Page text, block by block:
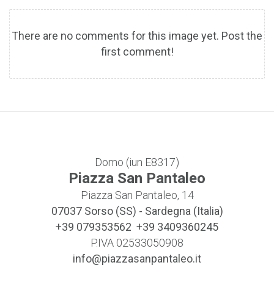
There are no comments for this image yet. Post the
first comment!
Domo (iun E8317)
Piazza San Pantaleo
Piazza San Pantaleo, 14
07037 Sorso (SS) - Sardegna (Italia)
+39 079353562 +39 3409360245
P.IVA 02533050908
info@piazzasanpantaleo.it